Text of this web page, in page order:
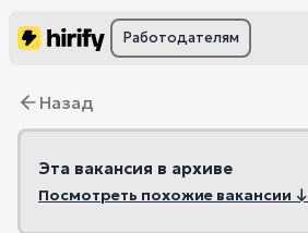
Работодателям
Назад
Эта вакансия в архиве
Посмотреть похожие вакансии ↓